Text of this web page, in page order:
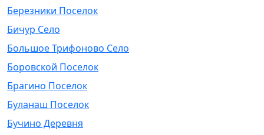
Березники Поселок
Бичур Село
Большое Трифоново Село
Боровской Поселок
Брагино Поселок
Буланаш Поселок
Бучино Деревня